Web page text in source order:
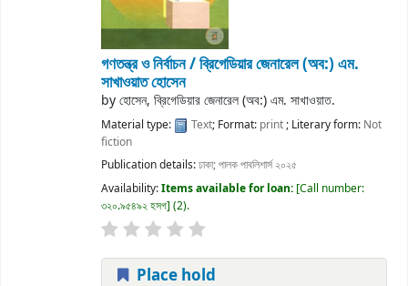
গণতন্ত্র ও নির্বাচন / ব্রিগেডিয়ার জেনারেল (অব:) এম.
সাখাওয়াত হোসেন
byহোসেন, ব্রিগেডিয়ার জেনারেল (অব:) এম. সাখাওয়াত.
Material type: Text; Format: print; Literary form: Not
fiction
Publication details:ঢাকা;পালক পাবলিশার্স ২০২৫
Availability:Items available for loan: Call number:
৩২০.৯৫৪৯২ হসগ (2).
Place hold